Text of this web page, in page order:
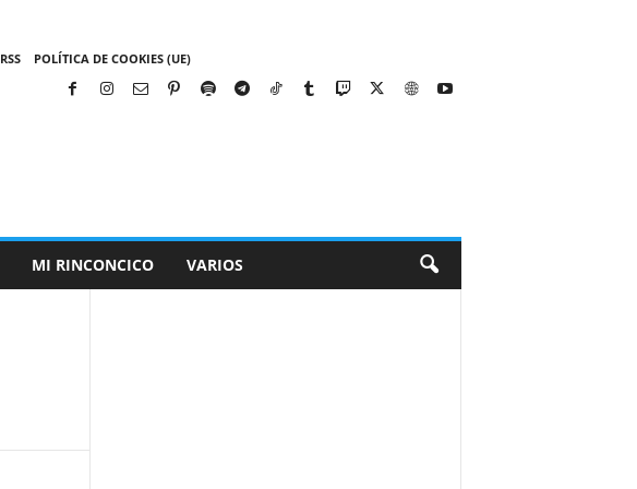
RSS POLÍTICA DE COOKIES (UE)
MI RINCONCICO VARIOS